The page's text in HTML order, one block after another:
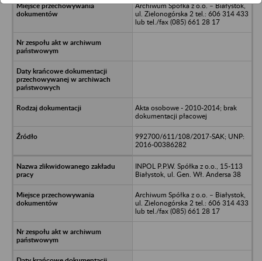
Archiwum Spółka z o.o. – Białystok,
ul. Zielonogórska 2 tel.: 606 314 433
lub tel./fax (085) 661 28 17
Akta osobowe - 2010-2014; brak
dokumentacji płacowej
992700/611/108/2017-SAK; UNP:
2016-00386282
INPOL P.P.W. Spółka z o.o., 15-113
Białystok, ul. Gen. Wł. Andersa 38
Archiwum Spółka z o.o. – Białystok,
ul. Zielonogórska 2 tel.: 606 314 433
lub tel./fax (085) 661 28 17